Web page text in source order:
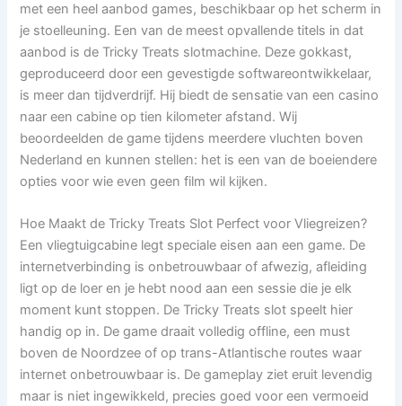
met een heel aanbod games, beschikbaar op het scherm in
je stoelleuning. Een van de meest opvallende titels in dat
aanbod is de Tricky Treats slotmachine. Deze gokkast,
geproduceerd door een gevestigde softwareontwikkelaar,
is meer dan tijdverdrijf. Hij biedt de sensatie van een casino
naar een cabine op tien kilometer afstand. Wij
beoordeelden de game tijdens meerdere vluchten boven
Nederland en kunnen stellen: het is een van de boeiendere
opties voor wie even geen film wil kijken.
Hoe Maakt de Tricky Treats Slot Perfect voor Vliegreizen?
Een vliegtuigcabine legt speciale eisen aan een game. De
internetverbinding is onbetrouwbaar of afwezig, afleiding
ligt op de loer en je hebt nood aan een sessie die je elk
moment kunt stoppen. De Tricky Treats slot speelt hier
handig op in. De game draait volledig offline, een must
boven de Noordzee of op trans-Atlantische routes waar
internet onbetrouwbaar is. De gameplay ziet eruit levendig
maar is niet ingewikkeld, precies goed voor een vermoeid